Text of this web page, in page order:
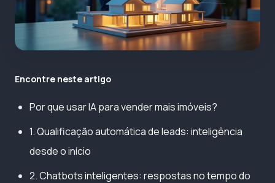
Encontre neste artigo
Por que usar IA para vender mais imóveis?
1. Qualificação automática de leads: inteligência
desde o início
2. Chatbots inteligentes: respostas no tempo do